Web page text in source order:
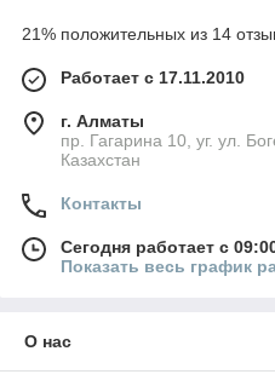
21% положительных из 14
Работает с 17.11.2010
г. Алматы
пр. Гагарина 10, уг. ул.
Казахстан
Контакты
Сегодня работает с
Показать весь график
О нас